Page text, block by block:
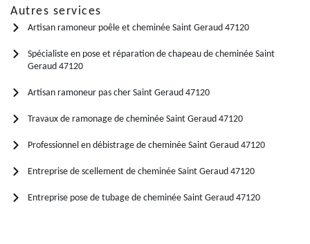
Autres services
Artisan ramoneur poêle et cheminée Saint Geraud 47120
Spécialiste en pose et réparation de chapeau de cheminée Saint
Geraud 47120
Artisan ramoneur pas cher Saint Geraud 47120
Travaux de ramonage de cheminée Saint Geraud 47120
Professionnel en débistrage de cheminée Saint Geraud 47120
Entreprise de scellement de cheminée Saint Geraud 47120
Entreprise pose de tubage de cheminée Saint Geraud 47120